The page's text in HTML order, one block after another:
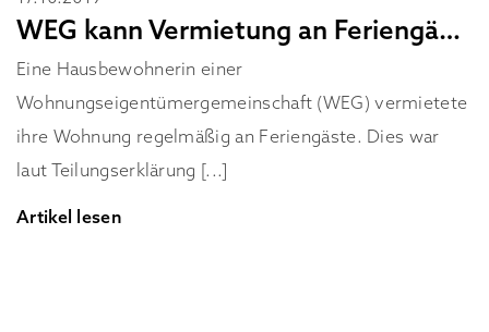
WEG kann Vermietung an Feriengäste nicht verbieten
Eine Hausbewohnerin einer
Wohnungseigentümergemeinschaft (WEG) vermietete
ihre Wohnung regelmäßig an Feriengäste. Dies war
laut Teilungserklärung [...]
Artikel lesen